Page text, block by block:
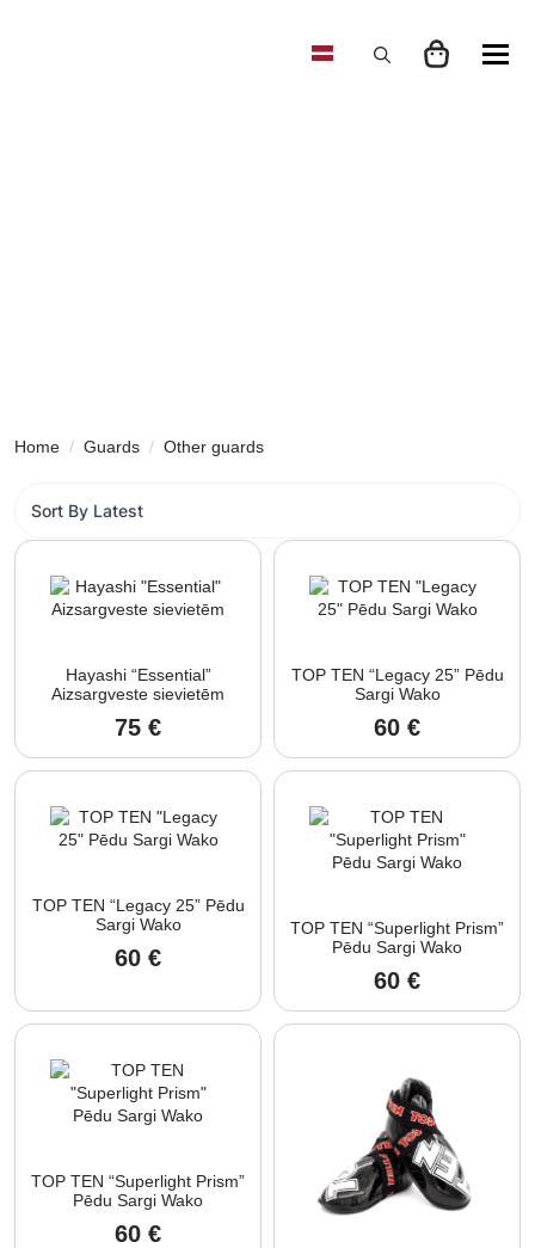
Home Guards Other guards
Hayashi “Essential”
Aizsargveste sievietēm
75 €
TOP TEN “Legacy 25” Pēdu
Sargi Wako
60 €
TOP TEN “Legacy 25” Pēdu
Sargi Wako
60 €
TOP TEN “Superlight Prism”
Pēdu Sargi Wako
60 €
TOP TEN “Superlight Prism”
Pēdu Sargi Wako
60 €